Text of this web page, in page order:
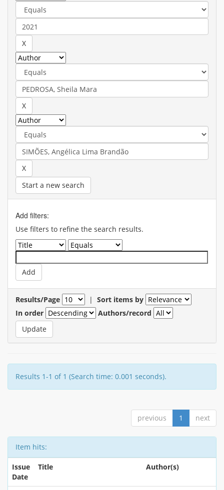
Start a new search
Add filters:
Use filters to refine the search results.
Results/Page | Sort items by
In order
Authors/record
Results 1-1 of 1 (Search time: 0.001 seconds).
previous 1 next
Item hits:
Issue
Date
Title Author(s)